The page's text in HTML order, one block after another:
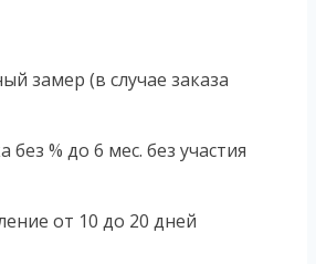
замер (в случае заказа
без % до 6 мес. без участия
от 10 до 20 дней